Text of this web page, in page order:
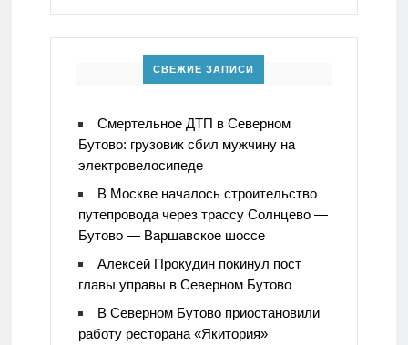
СВЕЖИЕ ЗАПИСИ
Смертельное ДТП в Северном
Бутово: грузовик сбил мужчину на
электровелосипеде
В Москве началось строительство
путепровода через трассу Солнцево —
Бутово — Варшавское шоссе
Алексей Прокудин покинул пост
главы управы в Северном Бутово
В Северном Бутово приостановили
работу ресторана «Якитория»